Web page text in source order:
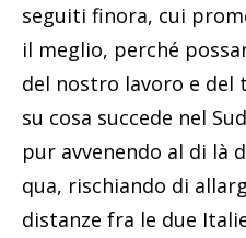
seguiti finora, cui
il meglio, perché
del nostro lavoro e del
su cosa succede nel
pur avvenendo al di là
qua, rischiando di
distanze fra le due